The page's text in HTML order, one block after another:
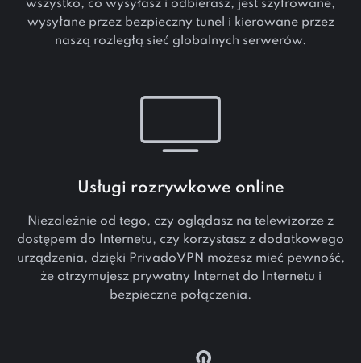
wszystko, co wysyłasz i odbierasz, jest szyfrowane,
wysyłane przez bezpieczny tunel i kierowane przez
naszą rozległą sieć globalnych serwerów.
Usługi rozrywkowe online
Niezależnie od tego, czy oglądasz na telewizorze z
dostępem do Internetu, czy korzystasz z dodatkowego
urządzenia, dzięki PrivadoVPN możesz mieć pewność,
że otrzymujesz prywatny Internet do Internetu i
bezpieczne połączenia.